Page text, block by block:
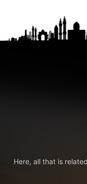
Here, all that is